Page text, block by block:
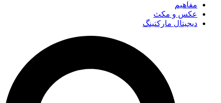
مفاهیم
عکس و مکث
دیجیتال مارکتینگ